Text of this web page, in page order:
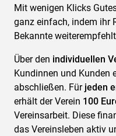
Mit wenigen Klicks
ganz einfach, indem ihr
Bekannte
Über den individuellen
Kundinnen und Kunden
abschließen. Für jeden
erhält der Verein 100
Vereinsarbeit. Diese
das Vereinsleben aktiv